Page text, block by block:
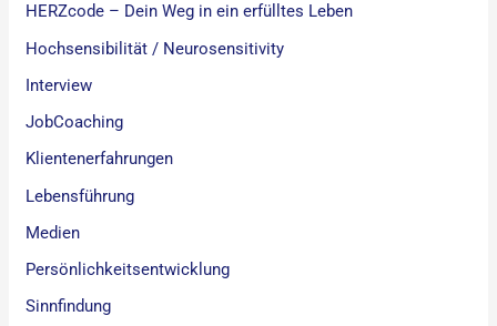
HERZcode – Dein Weg in ein erfülltes Leben
Hochsensibilität / Neurosensitivity
Interview
JobCoaching
Klientenerfahrungen
Lebensführung
Medien
Persönlichkeitsentwicklung
Sinnfindung